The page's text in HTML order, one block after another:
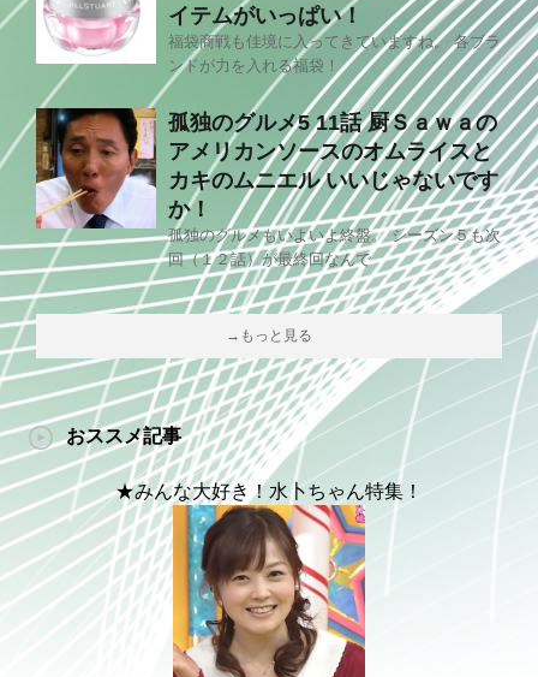
イテムがいっぱい！
福袋商戦も佳境に入ってきていますね。 各ブラ
ンドが力を入れる福袋！
孤独のグルメ5 11話 厨Ｓａｗａの
アメリカンソースのオムライスと
カキのムニエル いいじゃないです
か！
孤独のグルメもいよいよ終盤。 シーズン５も次
回（１２話）が最終回なんで
→もっと見る
おススメ記事
★みんな大好き！水卜ちゃん特集！